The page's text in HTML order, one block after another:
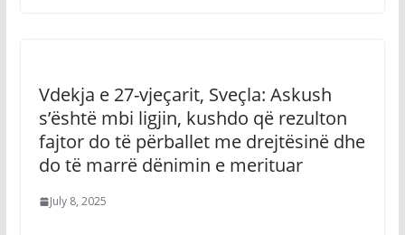
Vdekja e 27-vjeçarit, Sveçla: Askush
s’është mbi ligjin, kushdo që rezulton
fajtor do të përballet me drejtësinë dhe
do të marrë dënimin e merituar
July 8, 2025